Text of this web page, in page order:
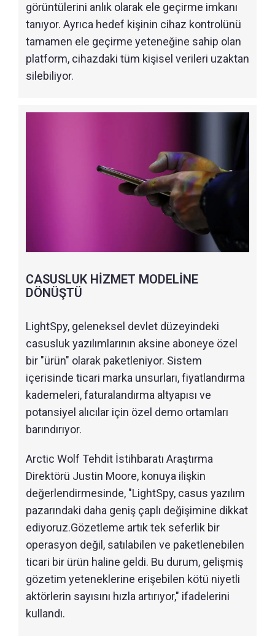
görüntülerini anlık olarak ele geçirme imkanı
tanıyor. Ayrıca hedef kişinin cihaz kontrolünü
tamamen ele geçirme yeteneğine sahip olan
platform, cihazdaki tüm kişisel verileri uzaktan
silebiliyor.
CASUSLUK HİZMET MODELİNE
DÖNÜŞTÜ
LightSpy, geleneksel devlet düzeyindeki
casusluk yazılımlarının aksine aboneye özel
bir "ürün" olarak paketleniyor. Sistem
içerisinde ticari marka unsurları, fiyatlandırma
kademeleri, faturalandırma altyapısı ve
potansiyel alıcılar için özel demo ortamları
barındırıyor.
Arctic Wolf Tehdit İstihbaratı Araştırma
Direktörü Justin Moore, konuya ilişkin
değerlendirmesinde, "LightSpy, casus yazılım
pazarındaki daha geniş çaplı değişimine dikkat
ediyoruz.Gözetleme artık tek seferlik bir
operasyon değil, satılabilen ve paketlenebilen
ticari bir ürün haline geldi. Bu durum, gelişmiş
gözetim yeteneklerine erişebilen kötü niyetli
aktörlerin sayısını hızla artırıyor," ifadelerini
kullandı.